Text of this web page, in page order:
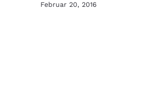
Februar 20, 2016